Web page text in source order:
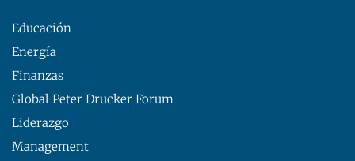
Educación
Energía
Finanzas
Global Peter Drucker Forum
Liderazgo
Management